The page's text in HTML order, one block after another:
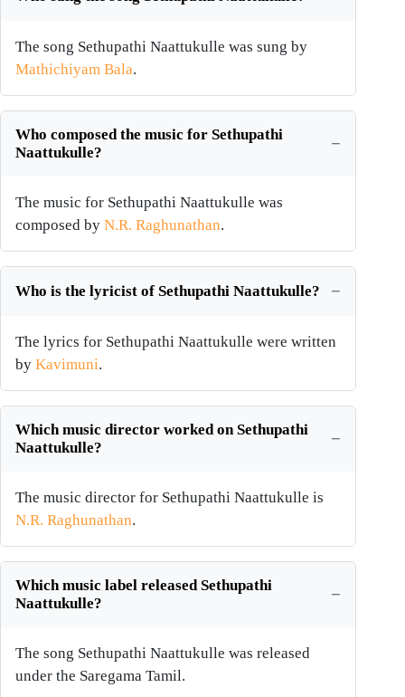
The song Sethupathi Naattukulle was sung by
Mathichiyam Bala.
Who composed the music for Sethupathi
Naattukulle?
The music for Sethupathi Naattukulle was
composed by N.R. Raghunathan.
Who is the lyricist of Sethupathi Naattukulle?
The lyrics for Sethupathi Naattukulle were written
by Kavimuni.
Which music director worked on Sethupathi
Naattukulle?
The music director for Sethupathi Naattukulle is
N.R. Raghunathan.
Which music label released Sethupathi
Naattukulle?
The song Sethupathi Naattukulle was released
under the Saregama Tamil.